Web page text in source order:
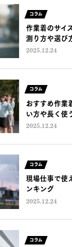
コラム
作業着のサイ
測り方や選び
2025.12.24
コラム
おすすめ作業
い方や長く使
2025.12.24
コラム
現場仕事で使
ンキング
2025.12.24
コラム